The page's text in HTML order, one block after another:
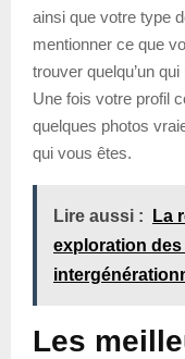
ainsi que votre type
mentionner ce que
trouver quelqu’un
Une fois votre profil
quelques photos
qui vous êtes.
Lire aussi :
La
exploration
Les